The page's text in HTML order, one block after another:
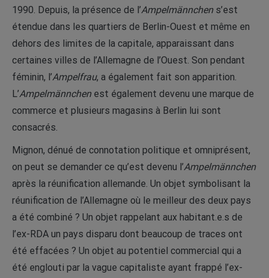
1990. Depuis, la présence de l’Ampelmännchens’est
étendue dans les quartiers de Berlin-Ouest et même en
dehors des limites de la capitale, apparaissant dans
certaines villes de l’Allemagne de l’Ouest. Son pendant
féminin, l’Ampelfrau, a également fait son apparition.
L’Ampelmännchen est également devenu une marque de
commerce et plusieurs magasins à Berlin lui sont
consacrés.
Mignon, dénué de connotation politique et omniprésent,
on peut se demander ce qu’est devenu l’Ampelmännchen
après la réunification allemande. Un objet symbolisant la
réunification de l’Allemagne où le meilleur des deux pays
a été combiné ? Un objet rappelant aux habitant.e.s de
l’ex-RDA un pays disparu dont beaucoup de traces ont
été effacées ? Un objet au potentiel commercial qui a
été englouti par la vague capitaliste ayant frappé l’ex-